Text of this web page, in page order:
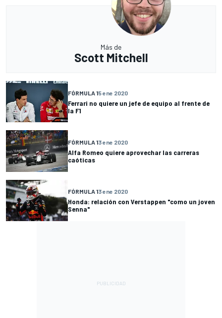
Más de
Scott Mitchell
FÓRMULA 15 ene 2020
Ferrari no quiere un jefe de equipo al frente de
la F1
FÓRMULA 13 ene 2020
Alfa Romeo quiere aprovechar las carreras
caóticas
FÓRMULA 13 ene 2020
Honda: relación con Verstappen "como un joven
Senna"